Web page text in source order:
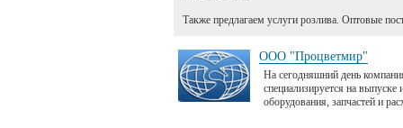
Также предлагаем услуги розлива. Оптовые
ООО "Процветмир"
На сегодняшний день
специализируется на выпуске
оборудования, запчастей и